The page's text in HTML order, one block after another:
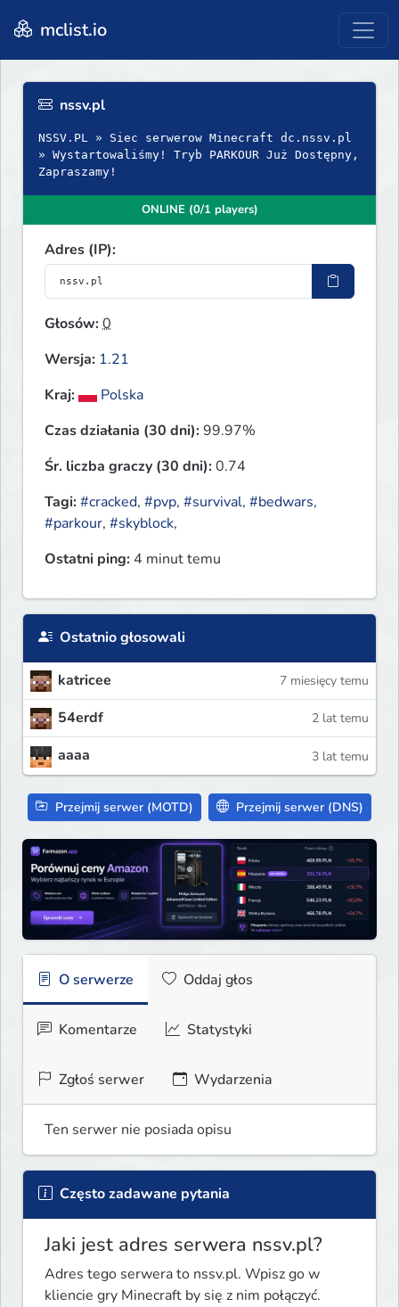
mclist.io
nssv.pl
NSSV.PL » Siec serwerow Minecraft dc.nssv.pl
» Wystartowaliśmy! Tryb PARKOUR Już Dostępny,
Zapraszamy!
ONLINE (0/1 players)
Adres (IP):
Głosów:0
Wersja: 1.21
Kraj:
Polska
Czas działania (30 dni):99.97%
Śr. liczba graczy (30 dni):0.74
Tagi:#cracked, #pvp, #survival, #bedwars,
#parkour, #skyblock,
Ostatni ping: 4 minut temu
Ostatnio głosowali
katricee 7 miesięcy temu
54erdf 2 lat temu
aaaa 3 lat temu
Przejmij serwer (MOTD) Przejmij serwer (DNS)
O serwerze Oddaj głos
Komentarze Statystyki
Zgłoś serwer Wydarzenia
Ten serwer nie posiada opisu
Często zadawane pytania
Jaki jest adres serwera nssv.pl?
Adres tego serwera to nssv.pl. Wpisz go w
kliencie gry Minecraft by się z nim połączyć.